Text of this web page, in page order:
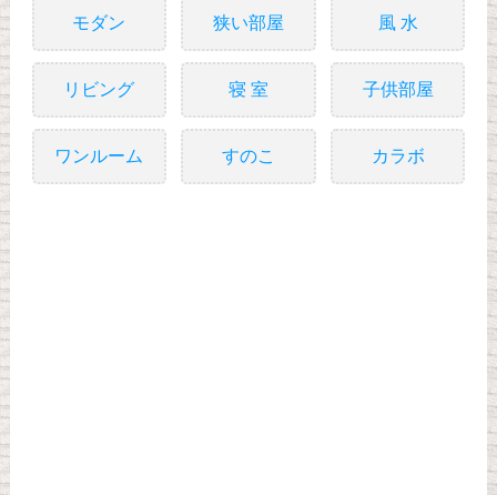
モダン 狭い部屋 風 水
リビング 寝 室 子供部屋
ワンルーム すのこ カラボ